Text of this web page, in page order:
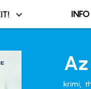
INFO
krimi